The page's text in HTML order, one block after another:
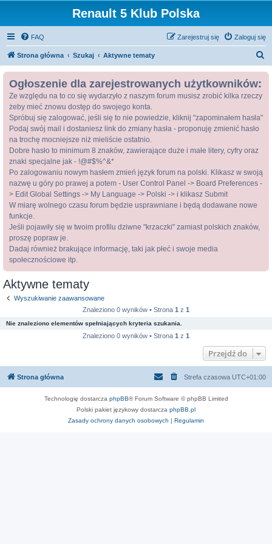
Renault 5 Klub Polska
FAQ Zaloguj się
Zarejestruj się
Strona główna Szukaj Aktywne tematy
Ogłoszenie dla zarejestrowanych użytkowników:
Ze względu na to co się wydarzyło z naszym forum musisz zrobić kilka rzeczy
żeby mieć znowu dostęp do swojego konta.
Spróbuj się zalogować, jeśli się to nie powiedzie, kliknij "zapominałem hasła"
Podaj swój mail i dostaniesz link do zmiany hasła - proponuję zmienić hasło
na trochę mocniejsze niż mieliście ostatnio.
Dobre hasło to minimum 8 znaków, zawierające duże i małe litery, cyfry oraz
znaki specjalne jak - !@#$%^&*
Po zalogowaniu nowym hasłem zmień język forum na polski. Klikasz w swoją
nazwę u góry po prawej a potem - User Control Panel -> Board Preferences -
> Edit Global Settings -> My Language -> Polski -> i klikasz Submit
W miarę wolnego czasu forum będzie usprawniane i będą dodawane nowe
funkcje.
Jeśli pojawiły się w twoim profilu dziwne "krzaczki" zamiast polskich znaków,
proszę popraw je.
Dadaj również brakujące informację, taki jak płeć i swoje media
społecznościowe itp.
Aktywne tematy
Wyszukiwanie zaawansowane
Znaleziono 0 wyników • Strona 1 z 1
Nie znaleziono elementów spełniających kryteria szukania.
Znaleziono 0 wyników • Strona 1 z 1
Przejdź do
Strona główna Strefa czasowa UTC+01:00
Technologię dostarcza phpBB® Forum Software © phpBB Limited
Polski pakiet językowy dostarcza phpBB.pl
Zasady ochrony danych osobowych | Regulamin